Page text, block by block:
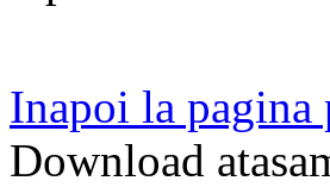
Inapoi la
Download